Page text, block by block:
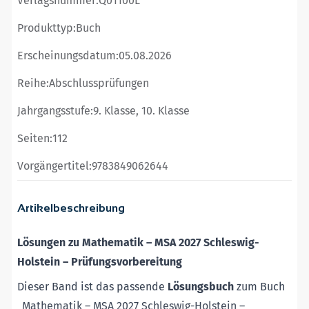
Artikelbeschreibung
Lösungen zu Mathematik – MSA 2027 Schleswig-
Holstein – Prüfungsvorbereitung
Dieser Band ist das passende Lösungsbuch zum Buch
„Mathematik – MSA 2027 Schleswig-Holstein –
Produkttyp:Buch
Erscheinungsdatum:05.08.2026
Reihe:Abschlussprüfungen
Jahrgangsstufe:9. Klasse, 10. Klasse
Seiten:112
Vorgängertitel:9783849062644